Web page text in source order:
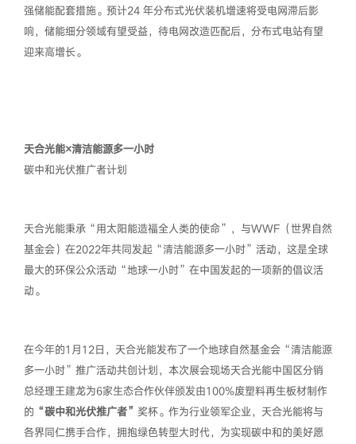
强储能配套措施。预计24 年分布式光伏装机增速将受电网滞后影
响，储能细分领域有望受益，待电网改造匹配后，分布式电站有望
迎来高增长。
天合光能×清洁能源多一小时
碳中和光伏推广者计划
天合光能秉承“用太阳能造福全人类的使命”，与WWF（世界自然
基金会）在2022年共同发起“清洁能源多一小时”活动，这是全球
最大的环保公众活动“地球一小时”在中国发起的一项新的倡议活
动。
在今年的1月12日，天合光能发布了一个地球自然基金会“清洁能源
多一小时”推广活动共创计划，本次展会现场天合光能中国区分销
总经理王建龙为6家生态合作伙伴颁发由100%废塑料再生板材制作
的 “碳中和光伏推广者” 奖杯。作为行业领军企业，天合光能将与
各界同仁携手合作，拥抱绿色转型大时代，为实现碳中和的美好愿